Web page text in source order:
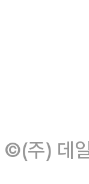
©(주) 데